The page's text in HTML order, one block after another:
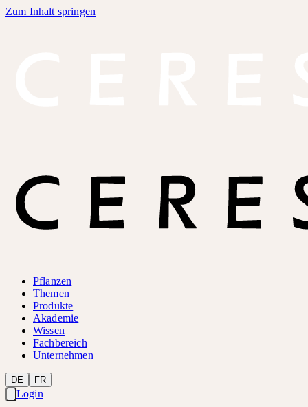
Zum Inhalt springen
Pflanzen
Themen
Produkte
Akademie
Wissen
Fachbereich
Unternehmen
DE FR
Login